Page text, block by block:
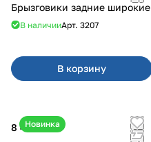
Брызговики задние широкие
В наличииАрт. 3207
В корзину
Новинка
8 400 ₽